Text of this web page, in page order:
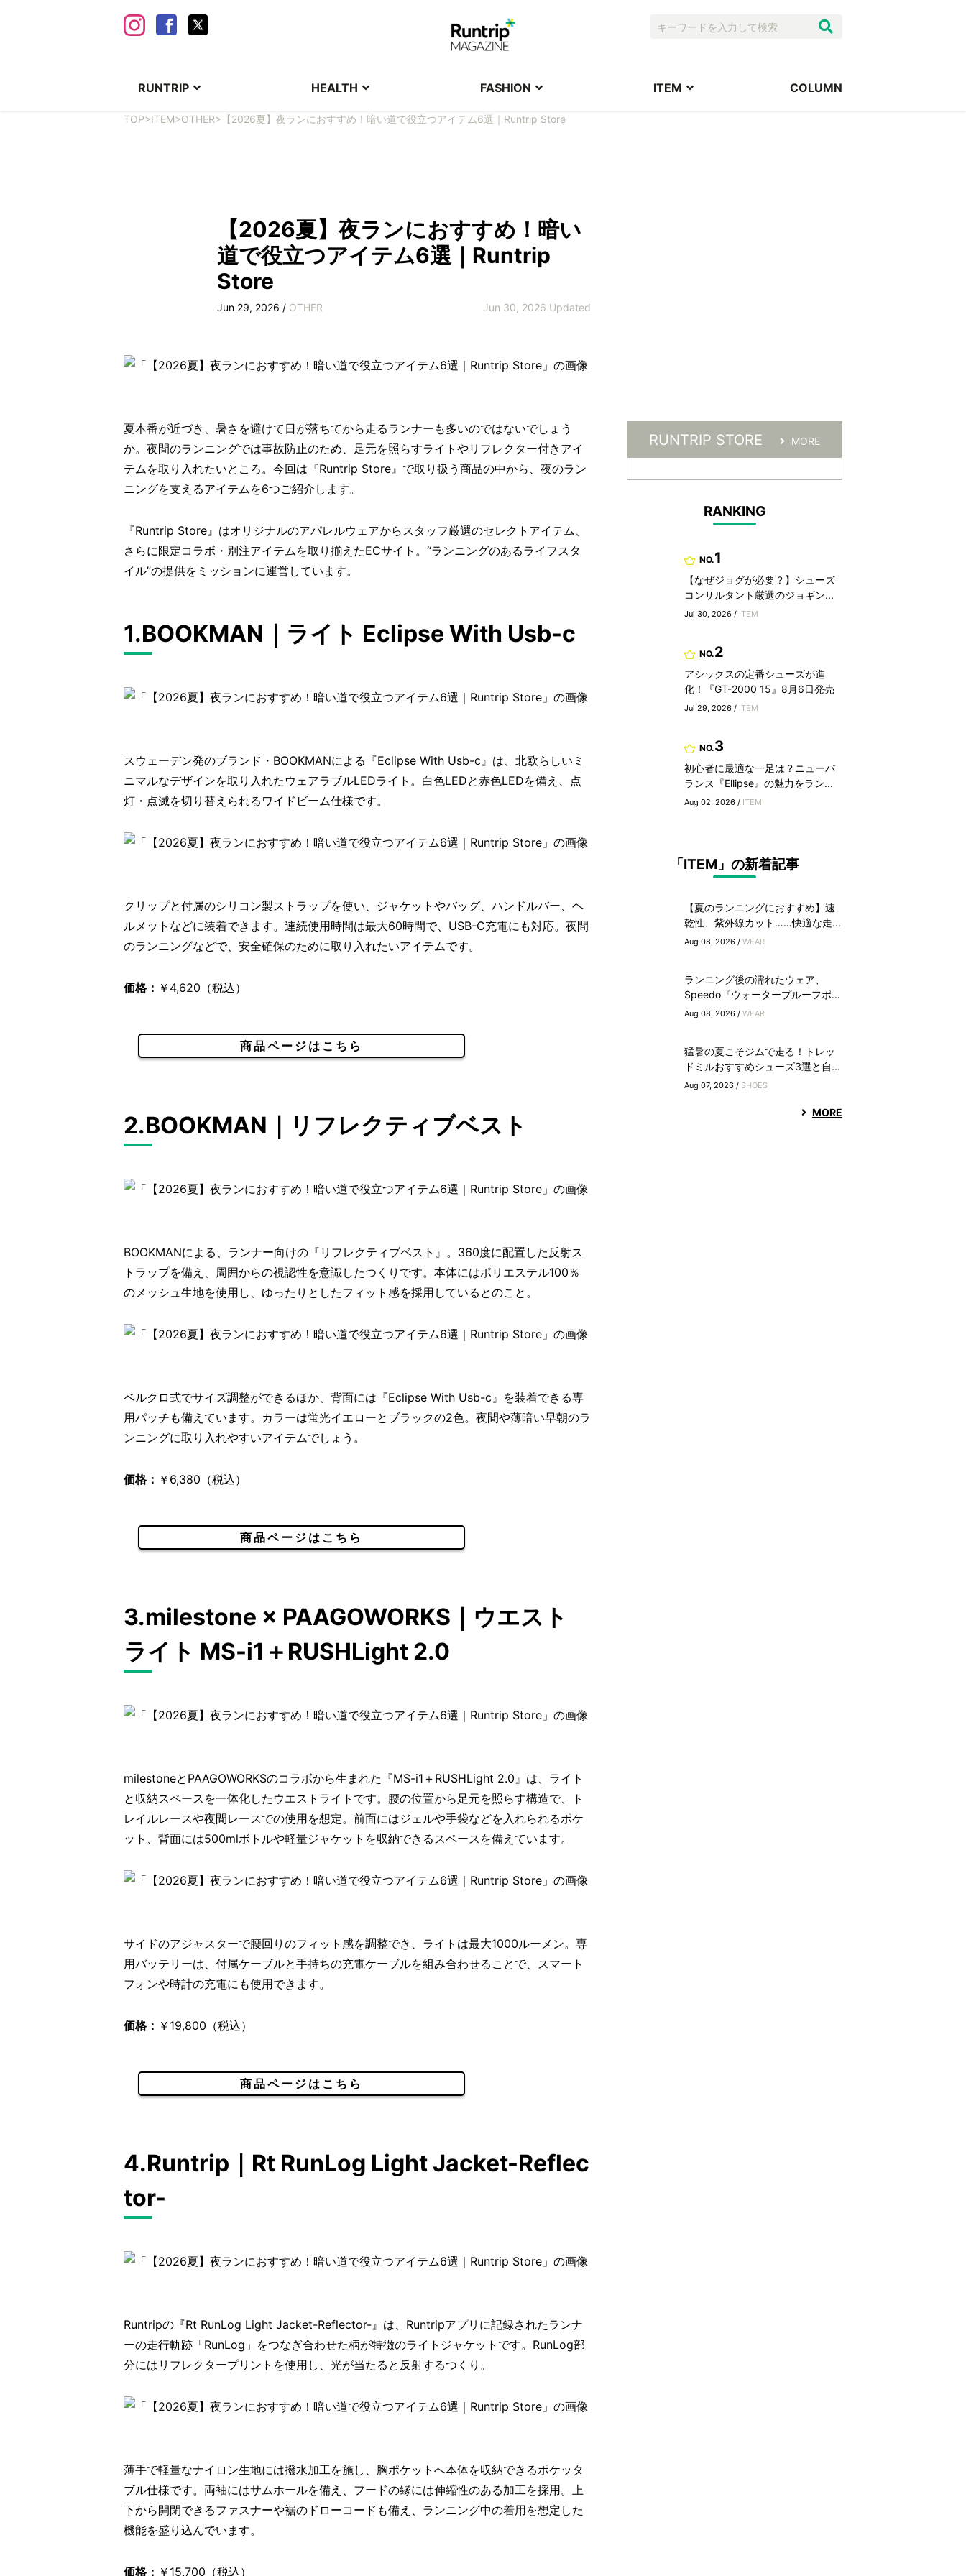
RUNTRIP HEALTH FASHION ITEM COLUMN
TOP>ITEM>OTHER> 【2026夏】夜ランにおすすめ！暗い道で役立つアイテム6選｜Runtrip Store
【2026夏】夜ランにおすすめ！暗い
道で役立つアイテム6選｜Runtrip
Store
Jun 29, 2026 / OTHER Jun 30, 2026 Updated
夏本番が近づき、暑さを避けて日が落ちてから走るランナーも多いのではないでしょう
か。夜間のランニングでは事故防止のため、足元を照らすライトやリフレクター付きアイ
テムを取り入れたいところ。今回は『Runtrip Store』で取り扱う商品の中から、夜のラン
ニングを支えるアイテムを6つご紹介します。
『Runtrip Store』はオリジナルのアパレルウェアからスタッフ厳選のセレクトアイテム、
さらに限定コラボ・別注アイテムを取り揃えたECサイト。“ランニングのあるライフスタ
イル”の提供をミッションに運営しています。
1.BOOKMAN｜ライト Eclipse With Usb-c
スウェーデン発のブランド・BOOKMANによる『Eclipse With Usb-c』は、北欧らしいミ
ニマルなデザインを取り入れたウェアラブルLEDライト。白色LEDと赤色LEDを備え、点
灯・点滅を切り替えられるワイドビーム仕様です。
クリップと付属のシリコン製ストラップを使い、ジャケットやバッグ、ハンドルバー、ヘ
ルメットなどに装着できます。連続使用時間は最大60時間で、USB-C充電にも対応。夜間
のランニングなどで、安全確保のために取り入れたいアイテムです。
価格： ￥4,620（税込）
商品ページはこちら
2.BOOKMAN｜リフレクティブベスト
BOOKMANによる、ランナー向けの『リフレクティブベスト』。360度に配置した反射ス
トラップを備え、周囲からの視認性を意識したつくりです。本体にはポリエステル100％
のメッシュ生地を使用し、ゆったりとしたフィット感を採用しているとのこと。
ベルクロ式でサイズ調整ができるほか、背面には『Eclipse With Usb-c』を装着できる専
用パッチも備えています。カラーは蛍光イエローとブラックの2色。夜間や薄暗い早朝のラ
ンニングに取り入れやすいアイテムでしょう。
価格： ￥6,380（税込）
商品ページはこちら
3.milestone × PAAGOWORKS｜ウエスト
ライト MS-i1＋RUSHLight 2.0
milestoneとPAAGOWORKSのコラボから生まれた『MS-i1＋RUSHLight 2.0』は、ライト
と収納スペースを一体化したウエストライトです。腰の位置から足元を照らす構造で、ト
レイルレースや夜間レースでの使用を想定。前面にはジェルや手袋などを入れられるポケ
ット、背面には500mlボトルや軽量ジャケットを収納できるスペースを備えています。
サイドのアジャスターで腰回りのフィット感を調整でき、ライトは最大1000ルーメン。専
用バッテリーは、付属ケーブルと手持ちの充電ケーブルを組み合わせることで、スマート
フォンや時計の充電にも使用できます。
価格： ￥19,800（税込）
商品ページはこちら
4.Runtrip｜Rt RunLog Light Jacket-Reflec
tor-
Runtripの『Rt RunLog Light Jacket-Reflector-』は、Runtripアプリに記録されたランナ
ーの走行軌跡「RunLog」をつなぎ合わせた柄が特徴のライトジャケットです。RunLog部
分にはリフレクタープリントを使用し、光が当たると反射するつくり。
薄手で軽量なナイロン生地には撥水加工を施し、胸ポケットへ本体を収納できるポケッタ
ブル仕様です。両袖にはサムホールを備え、フードの縁には伸縮性のある加工を採用。上
下から開閉できるファスナーや裾のドローコードも備え、ランニング中の着用を想定した
機能を盛り込んでいます。
価格： ￥15,700（税込）
RUNTRIP STORE MORE
RANKING
NO.1
【なぜジョグが必要？】シューズ
コンサルタント厳選のジョギン...
Jul 30, 2026 / ITEM
NO.2
アシックスの定番シューズが進
化！『GT-2000 15』8月6日発売
Jul 29, 2026 / ITEM
NO.3
初心者に最適な一足は？ニューバ
ランス『Ellipse』の魅力をラン...
Aug 02, 2026 / ITEM
「ITEM」の新着記事
【夏のランニングにおすすめ】速
乾性、紫外線カット……快適な走...
Aug 08, 2026 / WEAR
ランニング後の濡れたウェア、
Speedo『ウォータープルーフポ...
Aug 08, 2026 / WEAR
猛暑の夏こそジムで走る！トレッ
ドミルおすすめシューズ3選と自...
Aug 07, 2026 / SHOES
MORE